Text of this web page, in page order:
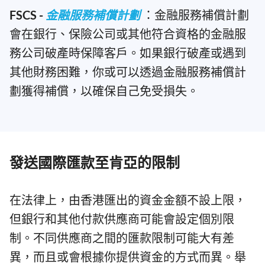
FSCS - 金融服務補償計劃：金融服務補償計劃
會在銀行、保險公司或其他符合資格的金融服
務公司破產時保障客戶。如果銀行破產或遇到
其他財務困難，你或可以透過金融服務補償計
劃獲得補償，以確保自己免受損失。
發送國際匯款至肯亞的限制
在法律上，由香港匯出的資金金額不設上限，
但銀行和其他付款供應商可能會設定個別限
制。不同供應商之間的匯款限制可能大有差
異，而且或會根據你提供資金的方式而異。舉